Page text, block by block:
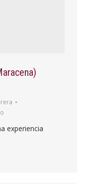
experiencia